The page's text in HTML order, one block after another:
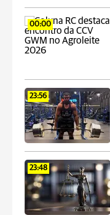
00:00
23:56
23:48